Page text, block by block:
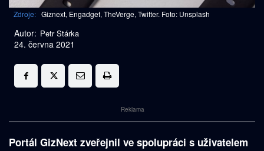
Zdroje: Giznext, Engadget, TheVerge, Twitter. Foto: Unsplash
Autor: Petr Stárka
24. června 2021
Reklama
Portál GizNext zveřejnil ve spolupráci s uživatelem